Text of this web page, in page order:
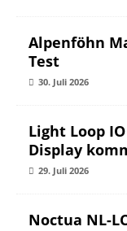
Alpenföhn
Test
30. Juli 2026
Light Loop
Display
29. Juli 2026
Noctua NL-